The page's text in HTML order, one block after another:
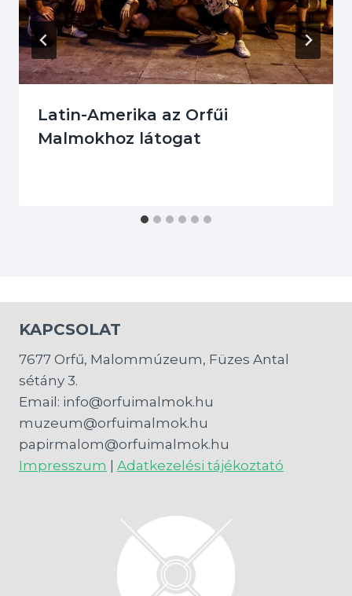
Latin-Amerika az Orfűi
Malmokhoz látogat
KAPCSOLAT
7677 Orfű, Malommúzeum, Füzes Antal
sétány 3.
Email: info@orfuimalmok.hu
muzeum@orfuimalmok.hu
papirmalom@orfuimalmok.hu
Impresszum | Adatkezelési tájékoztató